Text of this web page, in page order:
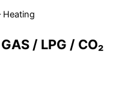
Heating
/ LPG / CO₂